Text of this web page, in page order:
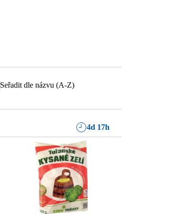
Seřadit dle názvu (A-Z)
4d 17h